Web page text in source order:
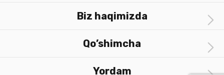
Biz haqimizda
Qo’shimcha
Yordam